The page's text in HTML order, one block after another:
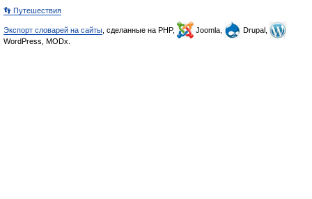
👣 Путешествия
Экспорт словарей на сайты , сделанные на PHP, Joomla,
Drupal,
WordPress, MODx.